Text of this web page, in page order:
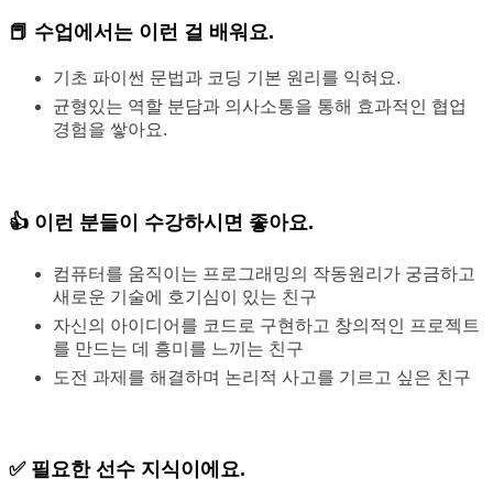
📕 수업에서는 이런 걸 배워요.
기초 파이썬 문법과 코딩 기본 원리를 익혀요.
균형있는 역할 분담과 의사소통을 통해 효과적인 협업
경험을 쌓아요.
👍 이런 분들이 수강하시면 좋아요.
컴퓨터를 움직이는 프로그래밍의 작동원리가 궁금하고
새로운 기술에 호기심이 있는 친구
자신의 아이디어를 코드로 구현하고 창의적인 프로젝트
를 만드는 데 흥미를 느끼는 친구
도전 과제를 해결하며 논리적 사고를 기르고 싶은 친구
✅ 필요한 선수 지식이에요.